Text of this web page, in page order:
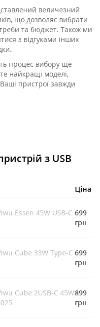
величезний
що дозволяє вибрати
та бюджет. Також ми
з відгуками інших
процес вибору ще
найкращі моделі,
пристрої завжди
з USB
Ціна
Essen 45W USB-C 699
грн
Cube 33W Type-C 699
грн
Cube 2USB-C 45W899
грн